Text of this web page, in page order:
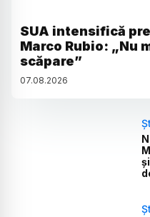
SUA intensifică
Marco Rubio: „Nu
scăpare”
07.08.2026